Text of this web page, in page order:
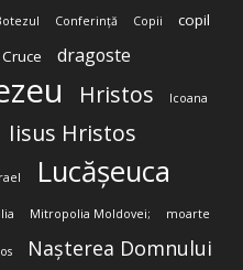
Conferință Copii
copil
Cruce dragoste
Hristos Icoana
Iisus Hristos
Lucășeuca
Mitropolia Moldovei; moarte
Nașterea Domnului